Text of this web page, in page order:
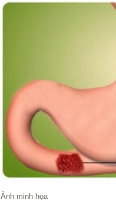
Ảnh minh họa